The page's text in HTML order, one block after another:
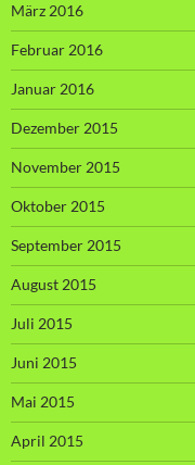
März 2016
Februar 2016
Januar 2016
Dezember 2015
November 2015
Oktober 2015
September 2015
August 2015
Juli 2015
Juni 2015
Mai 2015
April 2015